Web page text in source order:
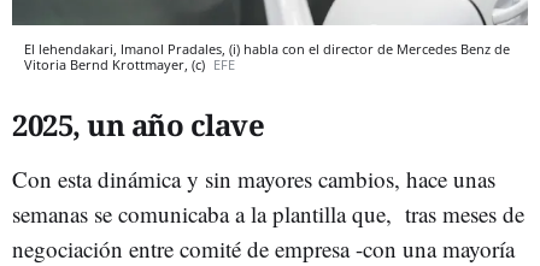
El lehendakari, Imanol Pradales, (i) habla con el director de Mercedes Benz de
Vitoria Bernd Krottmayer, (c) EFE
2025, un año clave
Con esta dinámica y sin mayores cambios, hace unas
semanas se comunicaba a la plantilla que, tras meses de
negociación entre comité de empresa -con una mayoría